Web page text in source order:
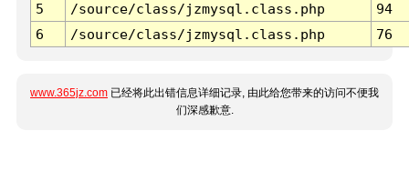
5
/source/class/jzmysql.class.php
94
6
/source/class/jzmysql.class.php 76
www.365jz.com 已经将此出错信息详细记录, 由此给您带来的访问不便我
们深感歉意.